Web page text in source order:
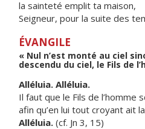
la sainteté emplit ta maison,
Seigneur, pour la suite des
ÉVANGILE
« Nul n’est monté au ciel
descendu du ciel, le Fils de
Alléluia. Alléluia.
Il faut que le Fils de l’homme
afin qu’en lui tout croyant ait
Alléluia. (cf. Jn 3, 15)